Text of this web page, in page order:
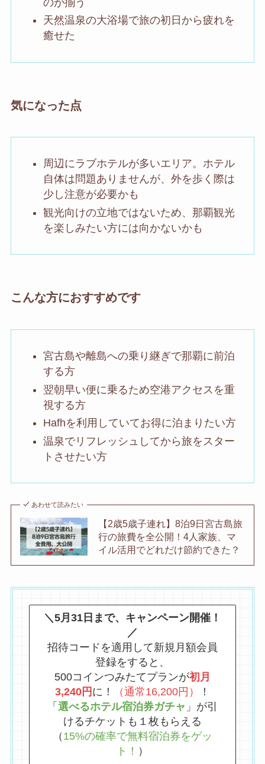
天然温泉の大浴場で旅の初日から疲れを
癒せた
気になった点
周辺にラブホテルが多いエリア。ホテル
自体は問題ありませんが、外を歩く際は
少し注意が必要かも
観光向けの立地ではないため、那覇観光
を楽しみたい方には向かないかも
こんな方におすすめです
宮古島や離島への乗り継ぎで那覇に前泊
する方
翌朝早い便に乗るため空港アクセスを重
視する方
Hafhを利用していてお得に泊まりたい方
温泉でリフレッシュしてから旅をスター
トさせたい方
あわせて読みたい
【2歳5歳子連れ】8泊9日宮古島旅
行の旅費を全公開！4人家族、マ
イル活用でどれだけ節約できた？
＼5月31日まで、キャンペーン開催！
／
招待コードを適用して新規月額会員
登録をすると、
500コインつみたてプランが初月
3,240円 に！ （通常16,200円）
！
「 選べるホテル宿泊券ガチャ 」が引
けるチケットも１枚もらえる
（ 15%の確率で無料宿泊券をゲッ
ト！ ）